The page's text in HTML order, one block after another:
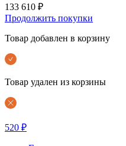
133 610 ₽
Продолжить покупки
Товар добавлен в корзину
Товар удален из корзины
520 ₽